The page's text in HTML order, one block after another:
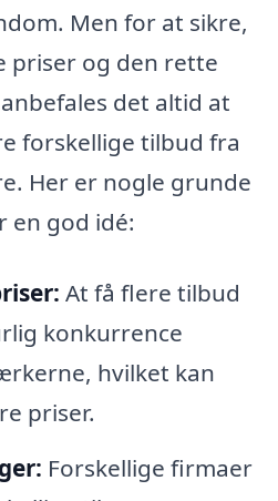
Men for at sikre,
priser og den rette
det altid at
forskellige tilbud fra
Her er nogle grunde
en god idé:
At få flere tilbud
konkurrence
hvilket kan
priser.
Forskellige firmaer